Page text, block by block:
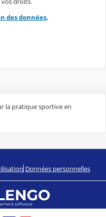
des données.
la pratique sportive en
Données personnelles